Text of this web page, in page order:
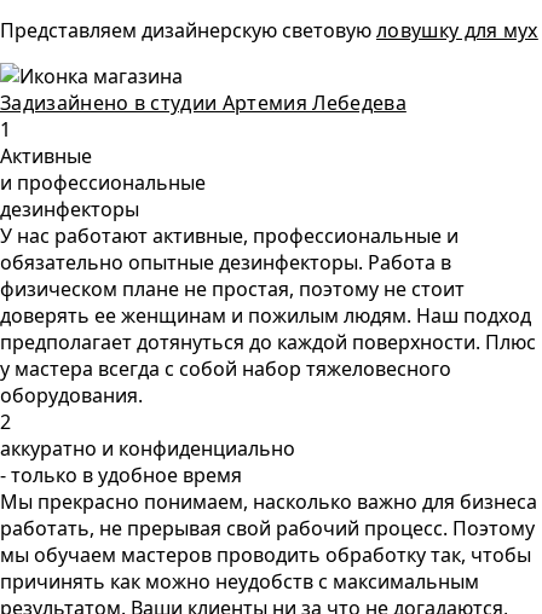
Представляем дизайнерскую световуюловушку для мух
Задизайнено в студии Артемия Лебедева
1
Активные
и профессиональные
дезинфекторы
У нас работают активные, профессиональные и
обязательно опытные дезинфекторы. Работа в
физическом плане не простая, поэтому не стоит
доверять ее женщинам и пожилым людям. Наш подход
предполагает дотянуться до каждой поверхности. Плюс
у мастера всегда с собой набор тяжеловесного
оборудования.
2
аккуратно и конфиденциально
- только в удобное время
Мы прекрасно понимаем, насколько важно для бизнеса
работать, не прерывая свой рабочий процесс. Поэтому
мы обучаем мастеров проводить обработку так, чтобы
причинять как можно неудобств с максимальным
результатом. Ваши клиенты ни за что не догадаются,